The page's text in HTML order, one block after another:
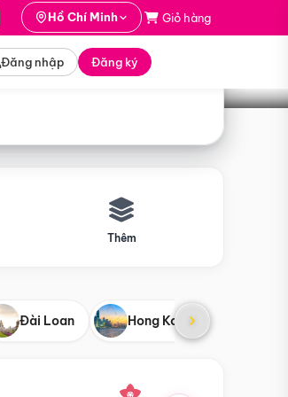
Hồ Chí Minh Giỏ hàng
Đăng nhập Đăng ký
Tìm tour
Thêm
Đài Loan Hong Kong